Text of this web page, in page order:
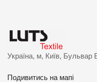
Україна, м, Київ, Бульвар
Подивитись на мапі